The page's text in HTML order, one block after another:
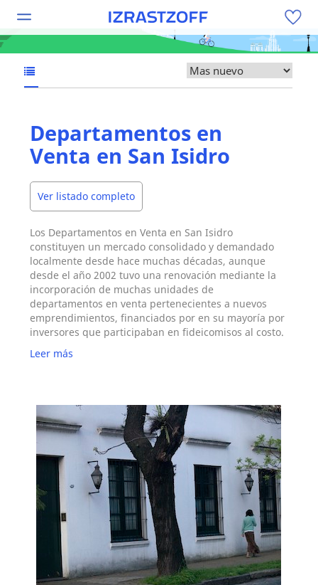
Departamentos en
Venta en San Isidro
Ver listado completo
Los Departamentos en Venta en San Isidro
constituyen un mercado consolidado y demandado
localmente desde hace muchas décadas, aunque
desde el año 2002 tuvo una renovación mediante la
incorporación de muchas unidades de
departamentos en venta pertenecientes a nuevos
emprendimientos, financiados por en su mayoría por
inversores que participaban en fideicomisos al costo.
Leer más